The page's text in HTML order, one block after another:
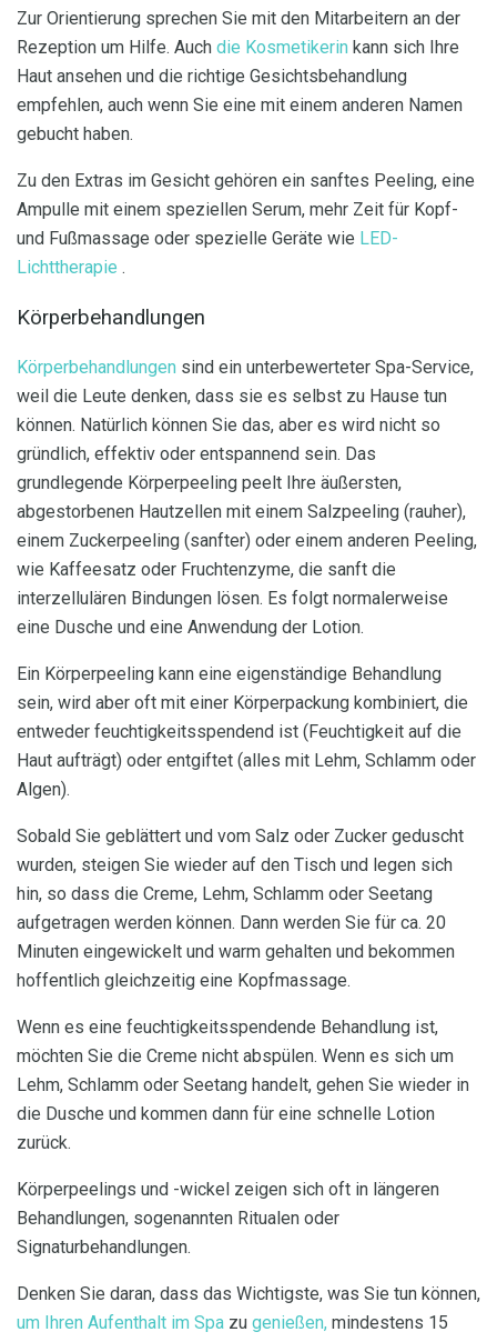
Zur Orientierung sprechen Sie mit den Mitarbeitern an der
Rezeption um Hilfe. Auch die Kosmetikerin kann sich Ihre
Haut ansehen und die richtige Gesichtsbehandlung
empfehlen, auch wenn Sie eine mit einem anderen Namen
gebucht haben.
Zu den Extras im Gesicht gehören ein sanftes Peeling, eine
Ampulle mit einem speziellen Serum, mehr Zeit für Kopf-
und Fußmassage oder spezielle Geräte wie LED-
Lichttherapie .
Körperbehandlungen
Körperbehandlungen sind ein unterbewerteter Spa-Service,
weil die Leute denken, dass sie es selbst zu Hause tun
können. Natürlich können Sie das, aber es wird nicht so
gründlich, effektiv oder entspannend sein. Das
grundlegende Körperpeeling peelt Ihre äußersten,
abgestorbenen Hautzellen mit einem Salzpeeling (rauher),
einem Zuckerpeeling (sanfter) oder einem anderen Peeling,
wie Kaffeesatz oder Fruchtenzyme, die sanft die
interzellulären Bindungen lösen. Es folgt normalerweise
eine Dusche und eine Anwendung der Lotion.
Ein Körperpeeling kann eine eigenständige Behandlung
sein, wird aber oft mit einer Körperpackung kombiniert, die
entweder feuchtigkeitsspendend ist (Feuchtigkeit auf die
Haut aufträgt) oder entgiftet (alles mit Lehm, Schlamm oder
Algen).
Sobald Sie geblättert und vom Salz oder Zucker geduscht
wurden, steigen Sie wieder auf den Tisch und legen sich
hin, so dass die Creme, Lehm, Schlamm oder Seetang
aufgetragen werden können. Dann werden Sie für ca. 20
Minuten eingewickelt und warm gehalten und bekommen
hoffentlich gleichzeitig eine Kopfmassage.
Wenn es eine feuchtigkeitsspendende Behandlung ist,
möchten Sie die Creme nicht abspülen. Wenn es sich um
Lehm, Schlamm oder Seetang handelt, gehen Sie wieder in
die Dusche und kommen dann für eine schnelle Lotion
zurück.
Körperpeelings und -wickel zeigen sich oft in längeren
Behandlungen, sogenannten Ritualen oder
Signaturbehandlungen.
Denken Sie daran, dass das Wichtigste, was Sie tun können,
um Ihren Aufenthalt im Spa zu genießen, mindestens 15